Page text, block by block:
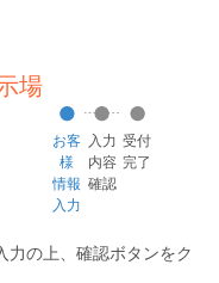
場
お客
様
情報
入力
入力
内容
確認
受付
完了
の上、 確認ボタンをク